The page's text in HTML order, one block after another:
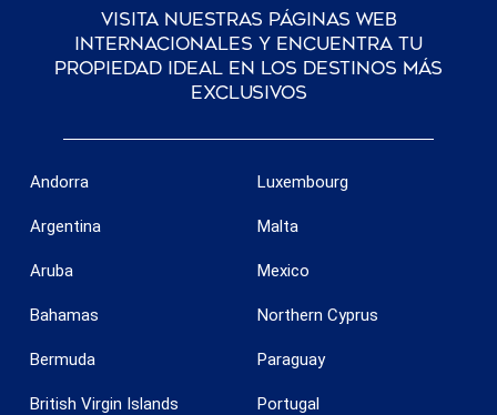
Visita nuestras páginas web
internacionales y encuentra tu
propiedad ideal en los destinos más
exclusivos
Andorra
Argentina
Aruba
Bahamas
Bermuda
British Virgin Islands
Luxembourg
Malta
Mexico
Northern Cyprus
Paraguay
Portugal